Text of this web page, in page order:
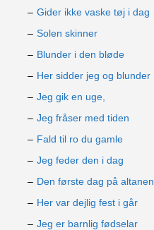
Gider ikke vaske tøj i dag
Solen skinner
Blunder i den bløde
Her sidder jeg og blunder
Jeg gik en uge,
Jeg fråser med tiden
Fald til ro du gamle
Jeg feder den i dag
Den første dag på altanen
Her var dejlig fest i går
Jeg er barnlig fødselar